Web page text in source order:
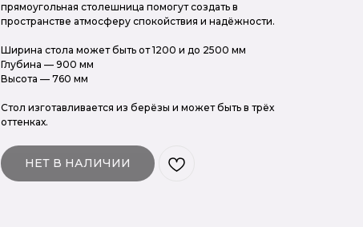
прямоугольная столешница помогут создать в
пространстве атмосферу спокойствия и надёжности.
Ширина стола может быть от 1200 и до 2500 мм
Глубина — 900 мм
Высота — 760 мм
Стол изготавливается из берёзы и может быть в трёх
оттенках.
НЕТ В НАЛИЧИИ